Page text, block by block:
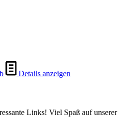
Details anzeigen
Links! Viel Spaß auf unserer